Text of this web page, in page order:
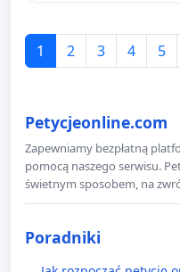
1 2 3 4 5
Petycjeonline.com
Zapewniamy bezpłatną
pomocą naszego serwisu.
świetnym sposobem, na
Poradniki